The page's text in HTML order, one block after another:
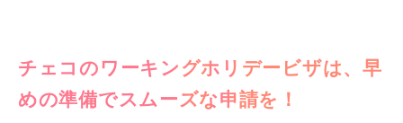
チェコのワーキングホリデービザは、早
めの準備でスムーズな申請を！